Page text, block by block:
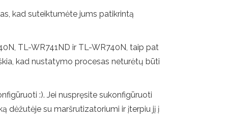
kad suteiktumėte jums patikrintą
TL-WR741ND ir TL-WR740N, taip pat
kad nustatymo procesas neturėtų būti
:). Jei nuspręsite sukonfigūruoti
dėžutėje su maršrutizatoriumi ir įterpiu jį į